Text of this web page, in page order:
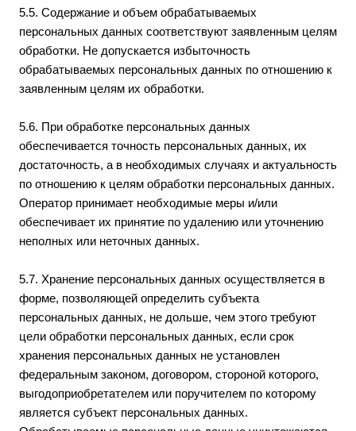
5.5. Содержание и объем обрабатываемых
персональных данных соответствуют заявленным целям
обработки. Не допускается избыточность
обрабатываемых персональных данных по отношению к
заявленным целям их обработки.
5.6. При обработке персональных данных
обеспечивается точность персональных данных, их
достаточность, а в необходимых случаях и актуальность
по отношению к целям обработки персональных данных.
Оператор принимает необходимые меры и/или
обеспечивает их принятие по удалению или уточнению
неполных или неточных данных.
5.7. Хранение персональных данных осуществляется в
форме, позволяющей определить субъекта
персональных данных, не дольше, чем этого требуют
цели обработки персональных данных, если срок
хранения персональных данных не установлен
федеральным законом, договором, стороной которого,
выгодоприобретателем или поручителем по которому
является субъект персональных данных.